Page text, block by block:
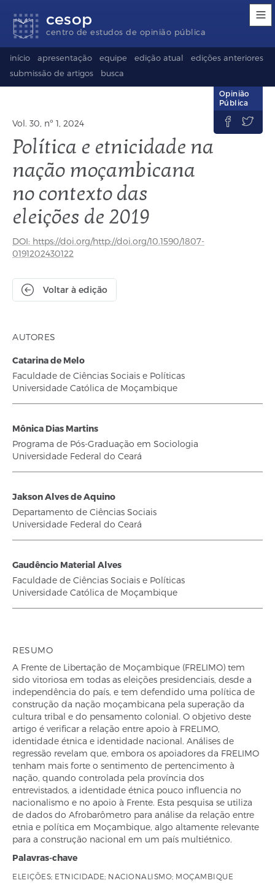
acessibilidade
para
conteúdo
para
rodapé
idioma
(Language
selection)
cesop
centro de estudos de opinião pública
início apresentação equipe edição atual
edições anteriores
submissão de artigos
busca
Vol. 30, nº 1, 2024
Política e etnicidade na
nação moçambicana
no contexto das
eleições de 2019
DOI: https://doi.org/http://doi.org/10.1590/1807-
0191202430122
Voltar à edição
Opinião
Pública
 
AUTORES
Catarina de Melo
Faculdade de Ciências Sociais e Políticas
Universidade Católica de Moçambique
Mônica Dias Martins
Programa de Pós-Graduação em Sociologia
Universidade Federal do Ceará
Jakson Alves de Aquino
Departamento de Ciências Sociais
Universidade Federal do Ceará
Gaudêncio Material Alves
Faculdade de Ciências Sociais e Políticas
Universidade Católica de Moçambique
RESUMO
A Frente de Libertação de Moçambique (FRELIMO) tem
sido vitoriosa em todas as eleições presidenciais, desde a
independência do país, e tem defendido uma política de
construção da nação moçambicana pela superação da
cultura tribal e do pensamento colonial. O objetivo deste
artigo é verificar a relação entre apoio à FRELIMO,
identidade étnica e identidade nacional. Análises de
regressão revelam que, embora os apoiadores da FRELIMO
tenham mais forte o sentimento de pertencimento à
nação, quando controlada pela província dos
entrevistados, a identidade étnica pouco influencia no
nacionalismo e no apoio à Frente. Esta pesquisa se utiliza
de dados do Afrobarômetro para análise da relação entre
etnia e política em Moçambique, algo altamente relevante
para a construção nacional em um país multiétnico.
Palavras-chave
ELEIÇÕES; ETNICIDADE; NACIONALISMO; MOÇAMBIQUE